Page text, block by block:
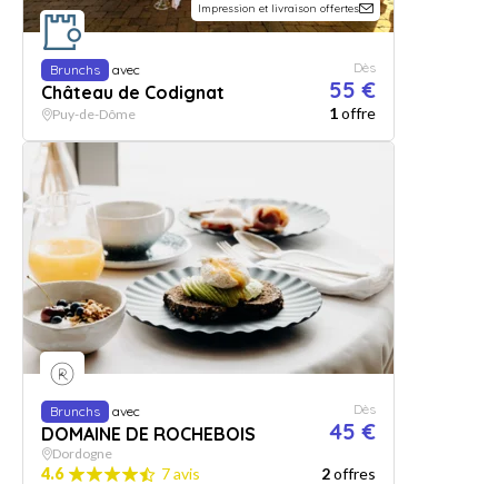
Impression et livraison offertes
Brunchs avec
Château de Codignat
Dès
55 €
Puy-de-Dôme 1offre
Brunchs avec
DOMAINE DE ROCHEBOIS
Dès
45 €
Dordogne
4.6 7 avis 2offres